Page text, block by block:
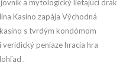
a mytologický lietajúci drak
Kasíno zapája Východná
s tvrdým kondómom
peniaze hracia hra
.